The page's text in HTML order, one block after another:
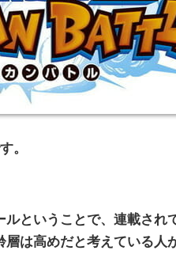
。
ルということで、連載され
は高めだと考えている人